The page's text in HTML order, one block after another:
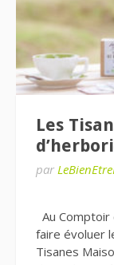
Les
par
Au
faire évoluer
Tisanes